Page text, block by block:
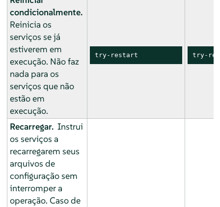
condicionalmente.
Reinicia os
serviços se já
estiverem em
execução. Não faz
nada para os
serviços que não
estão em
execução.
try-restart try-
Recarregar. Instrui
os serviços a
recarregarem seus
arquivos de
configuração sem
interromper a
operação. Caso de